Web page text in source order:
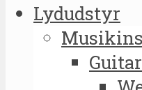
Lydudstyr